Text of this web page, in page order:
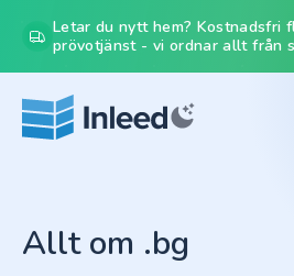
Letar du nytt hem? Kostnadsfri
prövotjänst - vi ordnar allt från
Allt om .bg